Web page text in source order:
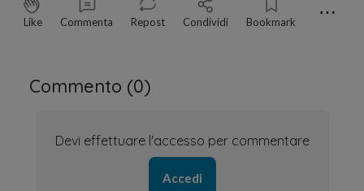
Like Commenta Repost Condividi Bookmark ⋯
Commento (0)
Devi effettuare l'accesso per commentare
Accedi